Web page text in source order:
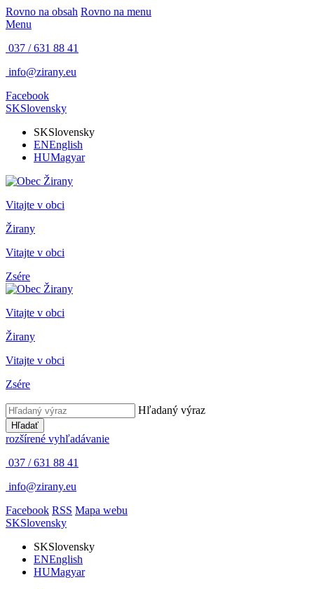
Rovno na obsah Rovno na menu
Menu
037 / 631 88 41
info@zirany.eu
Facebook
SKSlovensky
SKSlovensky
ENEnglish
HUMagyar
Vitajte v obci
Žirany
Vitajte v obci
Zsére
Vitajte v obci
Žirany
Vitajte v obci
Zsére
Hľadaný výraz
Hľadať
rozšírené vyhľadávanie
037 / 631 88 41
info@zirany.eu
Facebook RSS Mapa webu
SKSlovensky
SKSlovensky
ENEnglish
HUMagyar